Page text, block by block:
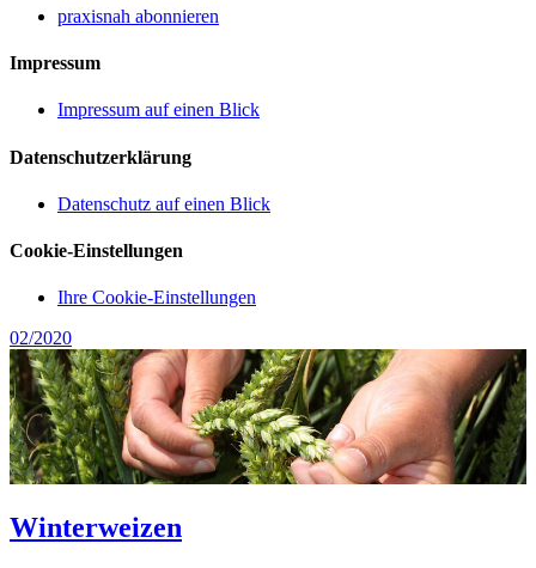
praxisnah abonnieren
Impressum
Impressum auf einen Blick
Datenschutzerklärung
Datenschutz auf einen Blick
Cookie-Einstellungen
Ihre Cookie-Einstellungen
02/2020
Winterweizen